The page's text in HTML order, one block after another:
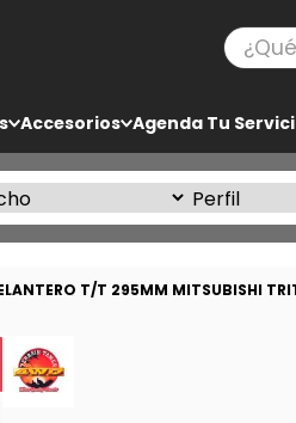
¿Qué
Accesorios Agenda Tu
T/T 295MM MITSUBISHI